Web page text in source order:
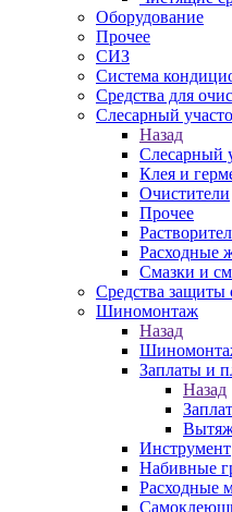
Оборудование
Прочее
СИЗ
Система
Средства для
Слесарный
Назад
Слесарный
Клея и
Очистители
Прочее
Расходные
Смазки и
Средства защиты
Шиномонтаж
Назад
Заплаты и
Назад
Инструмент
Набивные
Расходные